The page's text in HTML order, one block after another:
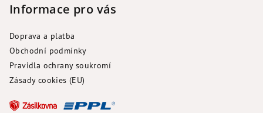
Informace pro vás
Doprava a platba
Obchodní podmínky
Pravidla ochrany soukromí
Zásady cookies (EU)